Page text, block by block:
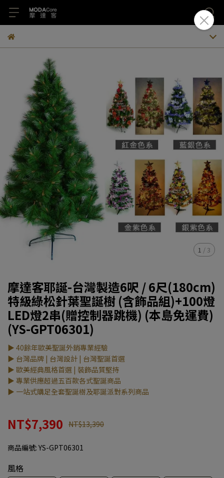
1 / 3
摩達客耶誕-台灣製造6呎 / 6尺(180cm)
特級綠松針葉聖誕樹 (含飾品組)+100燈
LED燈2串(贈控制器跳機) (本島免運費)
(YS-GPT06301)
▶ 40餘年歐美聖誕外銷專業經驗
▶ 台灣品牌 | 台灣設計 | 台灣聖誕首選
▶ 歐美經典風格首選 | 裝飾品質堅持
▶ 專業供應超過五百款各式聖誕商品
▶ 一站式購足全套聖誕樹及耶誕派對系列商品
NT$7,390 NT$13,390
商品編號: YS-GPT06301
風格